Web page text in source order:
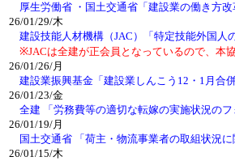
厚生労働省 ・国土交通省「建設業の働き方
26/01/29/木
建設技能人材機構（JAC）「特定技能外国
※JACは全建が正会員となっているので、本
26/01/26/月
建設業振興基金「建設業しんこう12・1月合
26/01/23/金
全建 「労務費等の適切な転嫁の実施状況の
26/01/19/月
国土交通省 「荷主・物流事業者の取組状況
26/01/15/木